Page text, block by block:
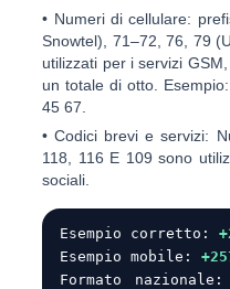
• Numeri di cellulare:
Snowtel), 71–72, 76, 79
utilizzati per i servizi
un totale di otto. Esempio:
45 67
•Codici brevi e servizi:
118
116 E 109 sono
sociali.
Esempio corretto:
Esempio mobile:
Formato nazionale: